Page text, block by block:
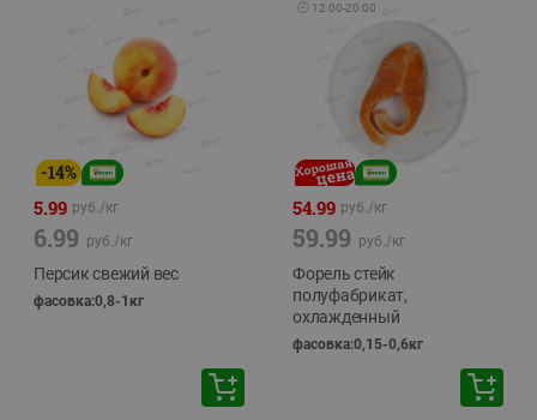
-14%
5.99 руб./кг
6.99 руб./кг
Персик свежий вес
фасовка:0,8-1кг
🕘 12:00-20:00
54.99 руб./кг
59.99 руб./кг
Форель стейк
полуфабрикат,
охлажденный
фасовка:0,15-0,6кг